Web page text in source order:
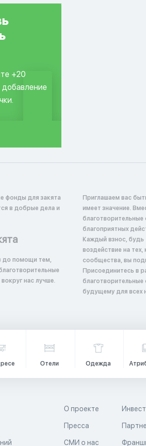
+20
добавление
фонды для закята
в добрые дела и
до помощи тем,
нас лучше.
Приглашаем вас
имеет значение.
благоприятных
Каждый взнос, будь
воздействие на
сообщества, вы
Присоединитесь в
будущему для всех
Отели Одежда
О проекте
Пресса
СМИ о нас